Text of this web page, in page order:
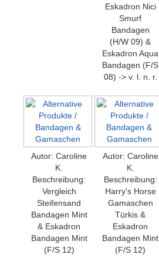
Eskadron Nici
Smurf
Bandagen
(H/W 09) &
Eskadron Aqua
Bandagen (F/S
08) -> v. l. n. r.
Autor: Caroline
K.
Beschreibung:
Vergleich
Steifensand
Bandagen Mint
& Eskadron
Bandagen Mint
(F/S 12)
Autor: Caroline
K.
Beschreibung:
Harry's Horse
Gamaschen
Türkis &
Eskadron
Bandagen Mint
(F/S 12)